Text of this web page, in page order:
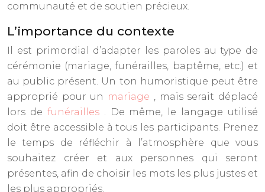
communauté et de soutien précieux.
L’importance du contexte
Il est primordial d’adapter les paroles au type de
cérémonie (mariage, funérailles, baptême, etc.) et
au public présent. Un ton humoristique peut être
approprié pour un mariage , mais serait déplacé
lors de funérailles . De même, le langage utilisé
doit être accessible à tous les participants. Prenez
le temps de réfléchir à l’atmosphère que vous
souhaitez créer et aux personnes qui seront
présentes, afin de choisir les mots les plus justes et
les plus appropriés.